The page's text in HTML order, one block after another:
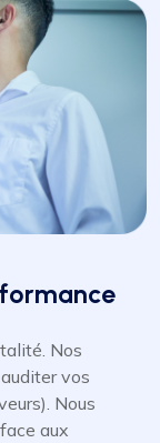
Nos
vos
Nous
aux